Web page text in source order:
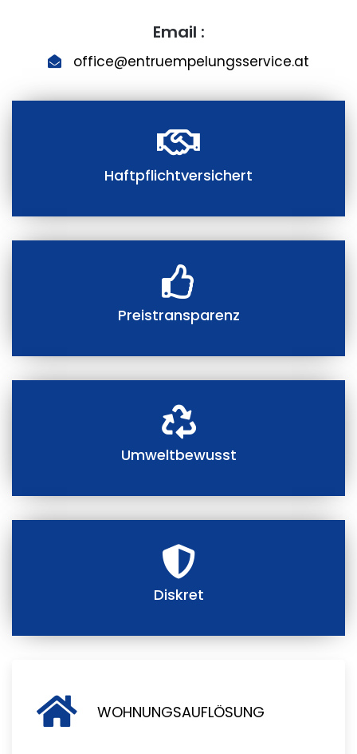
Email :
office@entruempelungsservice.at
Haftpflichtversichert
Preistransparenz
Umweltbewusst
Diskret
WOHNUNGSAUFLÖSUNG